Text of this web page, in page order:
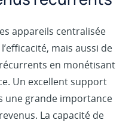
appareils centralisée
mais aussi de
en monétisant
Un excellent support
une grande importance
La capacité de